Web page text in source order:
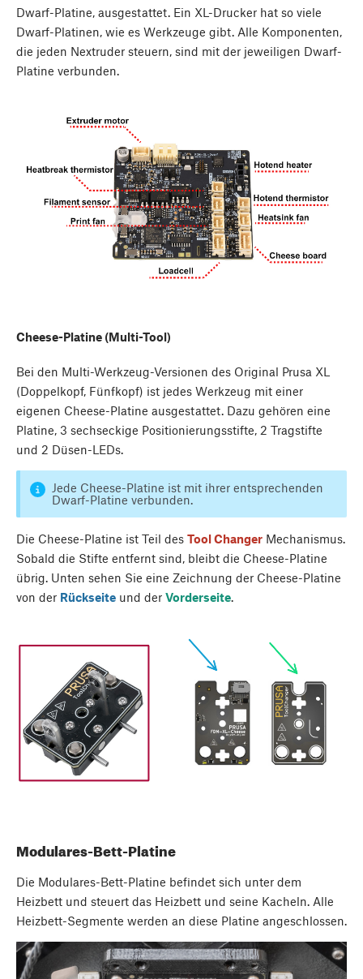
Dwarf-Platine, ausgestattet. Ein XL-Drucker hat so viele
Dwarf-Platinen, wie es Werkzeuge gibt. Alle Komponenten,
die jeden Nextruder steuern, sind mit der jeweiligen Dwarf-
Platine verbunden.
Cheese-Platine (Multi-Tool)
Bei den Multi-Werkzeug-Versionen des Original Prusa XL
(Doppelkopf, Fünfkopf) ist jedes Werkzeug mit einer
eigenen Cheese-Platine ausgestattet. Dazu gehören eine
Platine, 3 sechseckige Positionierungsstifte, 2 Tragstifte
und 2 Düsen-LEDs.
Jede Cheese-Platine ist mit ihrer entsprechenden
Dwarf-Platine verbunden.
Die Cheese-Platine ist Teil des Tool Changer Mechanismus.
Sobald die Stifte entfernt sind, bleibt die Cheese-Platine
übrig. Unten sehen Sie eine Zeichnung der Cheese-Platine
von der Rückseite und der Vorderseite.
Modulares-Bett-Platine
Die Modulares-Bett-Platine befindet sich unter dem
Heizbett und steuert das Heizbett und seine Kacheln. Alle
Heizbett-Segmente werden an diese Platine angeschlossen.